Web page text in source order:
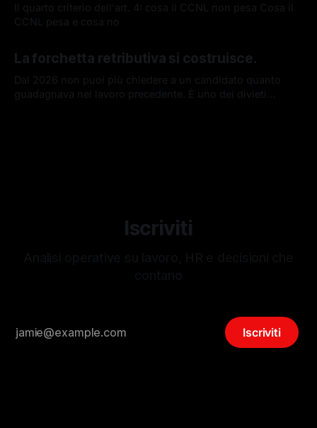
Il quarto criterio dell'art. 4: cosa il CCNL non pesa Cosa il
CCNL pesa e cosa no
La forchetta retributiva si costruisce.
Dal 2026 non puoi più chiedere a un candidato quanto
guadagnava nel lavoro precedente. È uno dei divieti
Iscriviti
Iscriviti